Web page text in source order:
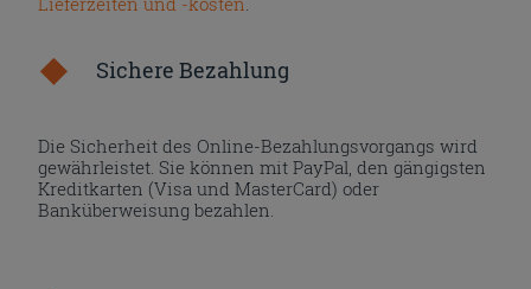
Sichere Bezahlung
Die Sicherheit des Online-Bezahlungsvorgangs wird
gewährleistet. Sie können mit PayPal, den gängigsten
Kreditkarten (Visa und MasterCard) oder
Banküberweisung bezahlen.